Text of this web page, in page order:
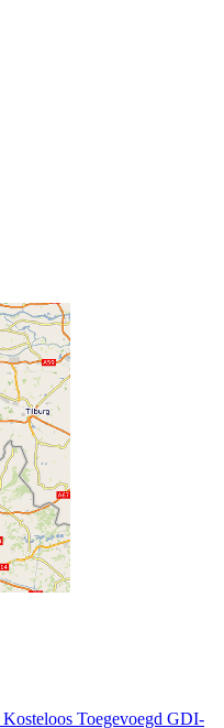
Kosteloos Toegevoegd GDI-